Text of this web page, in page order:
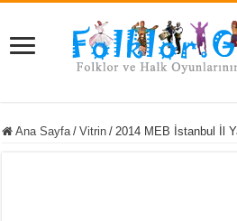
Ana Sayfa / Vitrin / 2014 MEB İstanbul İl